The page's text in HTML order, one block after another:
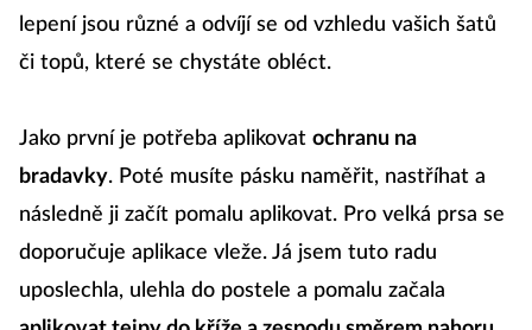
lepení jsou různé a odvíjí se od vzhledu vašich šatů
či topů, které se chystáte obléct.
Jako první je potřeba aplikovat ochranu na
bradavky. Poté musíte pásku naměřit, nastříhat a
následně ji začít pomalu aplikovat. Pro velká prsa se
doporučuje aplikace vleže. Já jsem tuto radu
uposlechla, ulehla do postele a pomalu začala